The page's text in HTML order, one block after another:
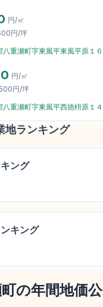
円/㎡
円/坪
八重瀬町字東風平東風平原１６
円/㎡
円/坪
八重瀬町字東風平西徳枡原１４
地ランキング
ング
キング
の年間地価